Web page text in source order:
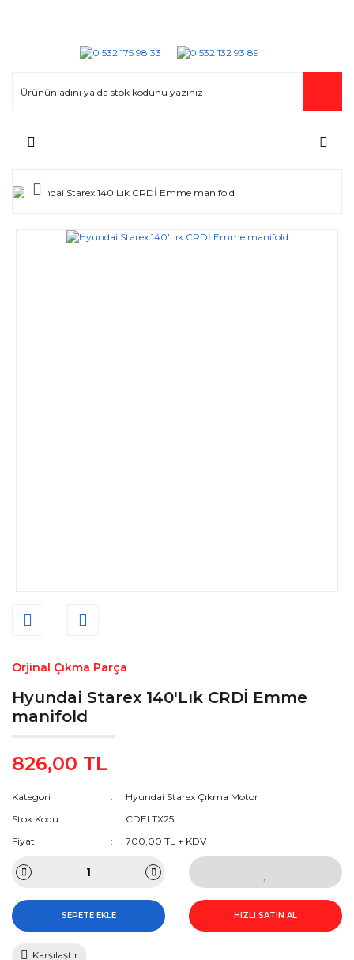
Orjinal Çıkma Parça
Hyundai Starex 140'Lık CRDİ Emme
manifold
826,00 TL
Kategori
Hyundai Starex Çıkma Motor
Stok Kodu
CDELTX25
Fiyat
700,00 TL + KDV
SEPETE EKLE HIZLI SATIN AL
Karşılaştır